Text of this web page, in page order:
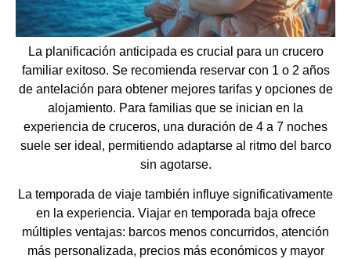
La planificación anticipada es crucial para un crucero
familiar exitoso. Se recomienda reservar con 1 o 2 años
de antelación para obtener mejores tarifas y opciones de
alojamiento. Para familias que se inician en la
experiencia de cruceros, una duración de 4 a 7 noches
suele ser ideal, permitiendo adaptarse al ritmo del barco
sin agotarse.
La temporada de viaje también influye significativamente
en la experiencia. Viajar en temporada baja ofrece
múltiples ventajas: barcos menos concurridos, atención
más personalizada, precios más económicos y mayor